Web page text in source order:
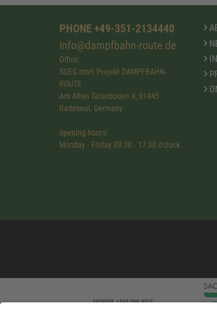
PHONE +49-351-2134440
info@dampfbahn-route.de
Office:
SOEG mbH Projekt DAMPFBAHN-
ROUTE
Am Alten Güterboden 4, 01445
Radebeul, Germany
opening hours:
Monday - Friday 09:30 - 17:00 o'clock